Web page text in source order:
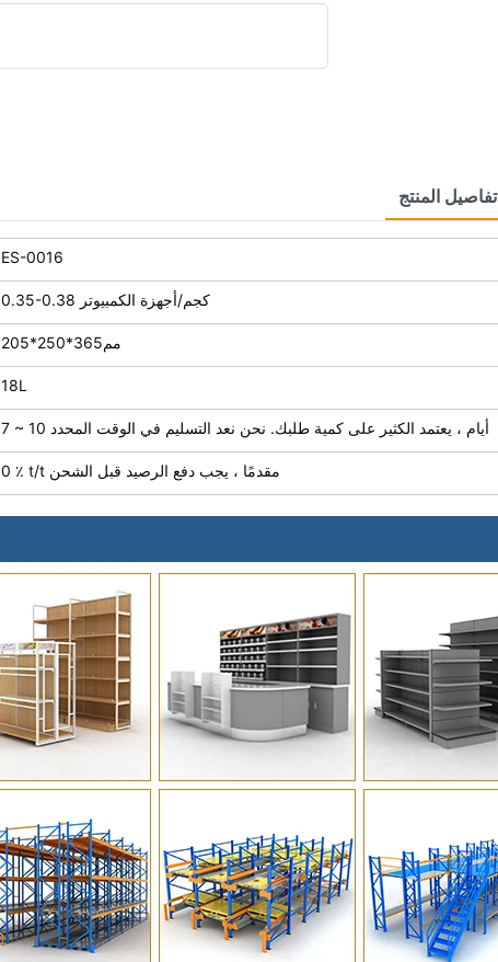
تفاصيل المنتج
ES-0016
0.35-0.38 كجم/أجهزة الكمبيوتر
مم365*250*205
18L
7 ~ 10 أيام ، يعتمد الكثير على كمية طلبك. نحن نعد التسليم في الوقت المحدد
0 ٪ t/t مقدمًا ، يجب دفع الرصيد قبل الشحن